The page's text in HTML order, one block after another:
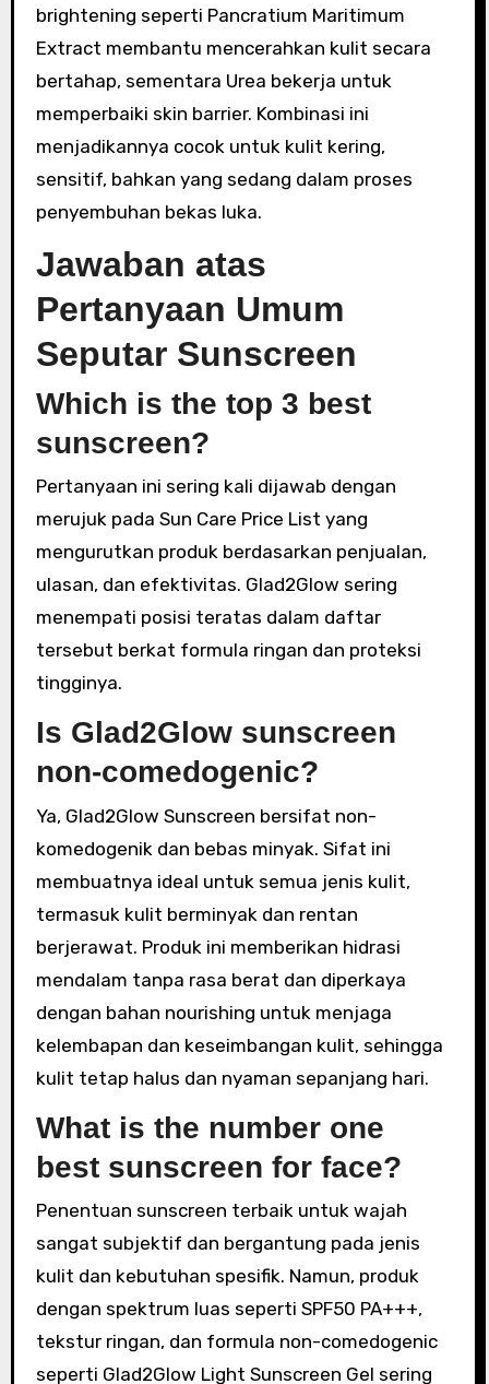
brightening seperti Pancratium Maritimum
Extract membantu mencerahkan kulit secara
bertahap, sementara Urea bekerja untuk
memperbaiki skin barrier. Kombinasi ini
menjadikannya cocok untuk kulit kering,
sensitif, bahkan yang sedang dalam proses
penyembuhan bekas luka.
Jawaban atas
Pertanyaan Umum
Seputar Sunscreen
Which is the top 3 best
sunscreen?
Pertanyaan ini sering kali dijawab dengan
merujuk pada Sun Care Price List yang
mengurutkan produk berdasarkan penjualan,
ulasan, dan efektivitas. Glad2Glow sering
menempati posisi teratas dalam daftar
tersebut berkat formula ringan dan proteksi
tingginya.
Is Glad2Glow sunscreen
non-comedogenic?
Ya, Glad2Glow Sunscreen bersifat non-
komedogenik dan bebas minyak. Sifat ini
membuatnya ideal untuk semua jenis kulit,
termasuk kulit berminyak dan rentan
berjerawat. Produk ini memberikan hidrasi
mendalam tanpa rasa berat dan diperkaya
dengan bahan nourishing untuk menjaga
kelembapan dan keseimbangan kulit, sehingga
kulit tetap halus dan nyaman sepanjang hari.
What is the number one
best sunscreen for face?
Penentuan sunscreen terbaik untuk wajah
sangat subjektif dan bergantung pada jenis
kulit dan kebutuhan spesifik. Namun, produk
dengan spektrum luas seperti SPF50 PA+++,
tekstur ringan, dan formula non-comedogenic
seperti Glad2Glow Light Sunscreen Gel sering